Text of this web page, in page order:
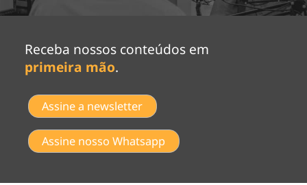
Receba nossos conteúdos em
primeira mão.
Assine a newsletter
Assine nosso Whatsapp